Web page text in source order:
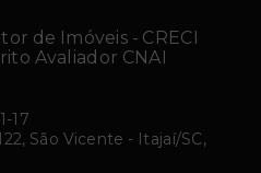
de Imóveis - CRECI
Avaliador CNAI
17
São Vicente - Itajaí/SC,